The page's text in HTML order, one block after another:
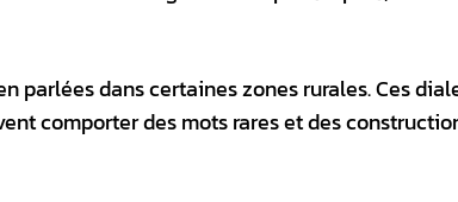
parlées dans certaines zones rurales. Ces
comporter des mots rares et des